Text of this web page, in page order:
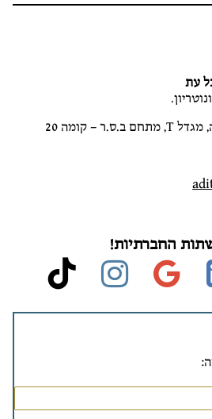
עת
החברתיות!
linkedin
google